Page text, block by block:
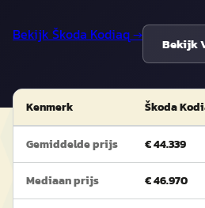
Bekijk Škoda Kodiaq→
Bekijk
Kenmerk Škoda
Gemiddelde prijs € 44.339
Mediaan prijs € 46.970